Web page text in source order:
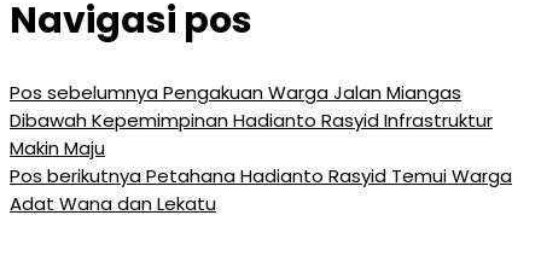
Navigasi pos
Pos sebelumnyaPengakuan Warga Jalan Miangas
Dibawah Kepemimpinan Hadianto Rasyid Infrastruktur
Makin Maju
Pos berikutnyaPetahana Hadianto Rasyid Temui Warga
Adat Wana dan Lekatu